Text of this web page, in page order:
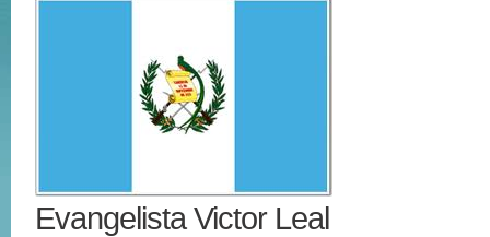
Evangelista Victor Leal